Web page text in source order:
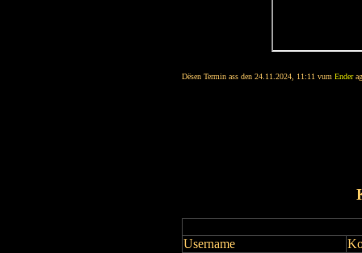
Dësen Termin ass den 24.11.2024, 11:11 vum Ender
Username